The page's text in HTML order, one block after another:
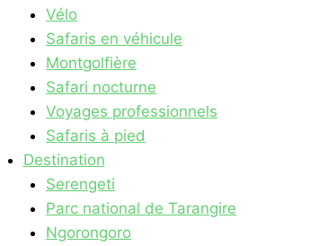
Vélo
Safaris en véhicule
Montgolfière
Safari nocturne
Voyages professionnels
Safaris à pied
Destination
Serengeti
Parc national de Tarangire
Ngorongoro